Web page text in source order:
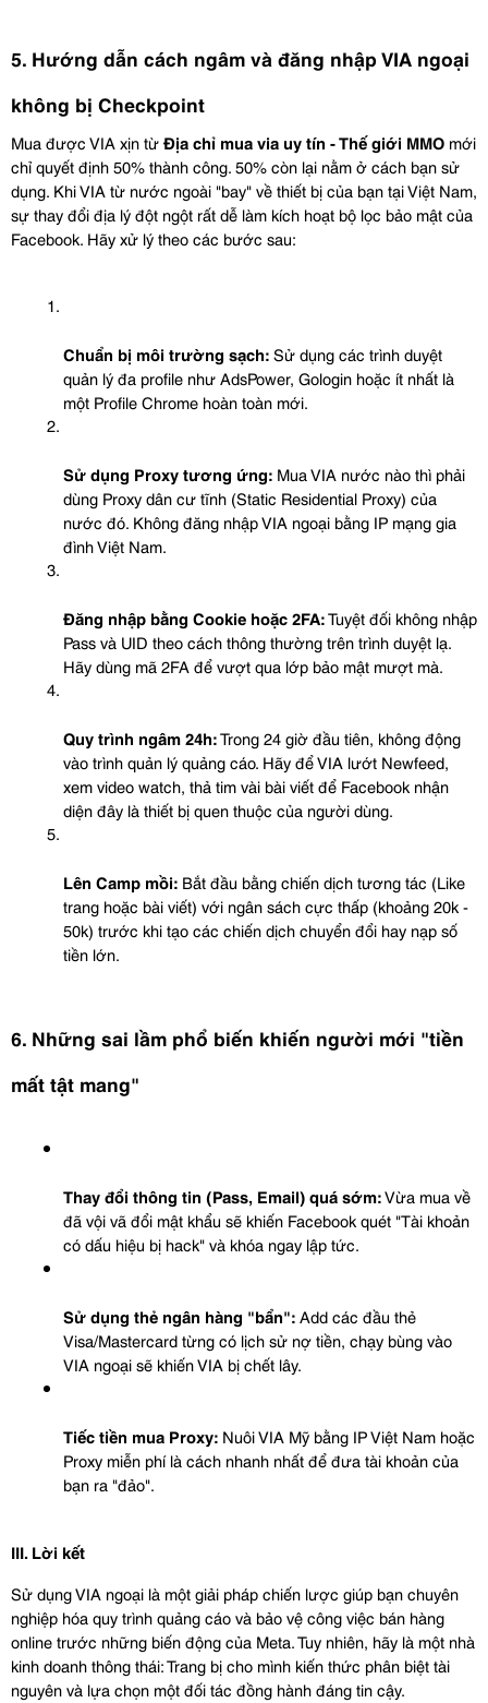
5. Hướng dẫn cách ngâm và đăng nhập VIA ngoại
không bị Checkpoint
Mua được VIA xịn từ Địa chỉ mua via uy tín - Thế giới MMO mới
chỉ quyết định 50% thành công. 50% còn lại nằm ở cách bạn sử
dụng. Khi VIA từ nước ngoài "bay" về thiết bị của bạn tại Việt Nam,
sự thay đổi địa lý đột ngột rất dễ làm kích hoạt bộ lọc bảo mật của
Facebook. Hãy xử lý theo các bước sau:
Chuẩn bị môi trường sạch: Sử dụng các trình duyệt
quản lý đa profile như AdsPower, Gologin hoặc ít nhất là
một Profile Chrome hoàn toàn mới.
Sử dụng Proxy tương ứng: Mua VIA nước nào thì phải
dùng Proxy dân cư tĩnh (Static Residential Proxy) của
nước đó. Không đăng nhập VIA ngoại bằng IP mạng gia
đình Việt Nam.
Đăng nhập bằng Cookie hoặc 2FA: Tuyệt đối không nhập
Pass và UID theo cách thông thường trên trình duyệt lạ.
Hãy dùng mã 2FA để vượt qua lớp bảo mật mượt mà.
Quy trình ngâm 24h: Trong 24 giờ đầu tiên, không động
vào trình quản lý quảng cáo. Hãy để VIA lướt Newfeed,
xem video watch, thả tim vài bài viết để Facebook nhận
diện đây là thiết bị quen thuộc của người dùng.
Lên Camp mồi: Bắt đầu bằng chiến dịch tương tác (Like
trang hoặc bài viết) với ngân sách cực thấp (khoảng 20k -
50k) trước khi tạo các chiến dịch chuyển đổi hay nạp số
tiền lớn.
6. Những sai lầm phổ biến khiến người mới "tiền
mất tật mang"
Thay đổi thông tin (Pass, Email) quá sớm: Vừa mua về
đã vội vã đổi mật khẩu sẽ khiến Facebook quét "Tài khoản
có dấu hiệu bị hack" và khóa ngay lập tức.
Sử dụng thẻ ngân hàng "bẩn": Add các đầu thẻ
Visa/Mastercard từng có lịch sử nợ tiền, chạy bùng vào
VIA ngoại sẽ khiến VIA bị chết lây.
Tiếc tiền mua Proxy: Nuôi VIA Mỹ bằng IP Việt Nam hoặc
Proxy miễn phí là cách nhanh nhất để đưa tài khoản của
bạn ra "đảo".
III. Lời kết
Sử dụng VIA ngoại là một giải pháp chiến lược giúp bạn chuyên
nghiệp hóa quy trình quảng cáo và bảo vệ công việc bán hàng
online trước những biến động của Meta. Tuy nhiên, hãy là một nhà
kinh doanh thông thái: Trang bị cho mình kiến thức phân biệt tài
nguyên và lựa chọn một đối tác đồng hành đáng tin cậy.